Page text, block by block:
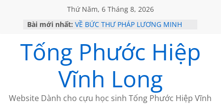
Thứ Năm, 6 Tháng 8, 2026
Bài mới nhất: VỀ BỨC THƯ PHÁP LƯƠNG MINH
HỌC SỬ HỒI XƯA
MỘT ĐỜI ĐI QUA NHỮNG TRANG
SÁCH
BẤT CHỢT CỦA CHÂU LỆ DUNG
CÀ PHÊ NGẮM NÚI
Tống Phước Hiệp
Vĩnh Long
Website Dành cho cựu học sinh Tống Phước Hiệp Vĩnh